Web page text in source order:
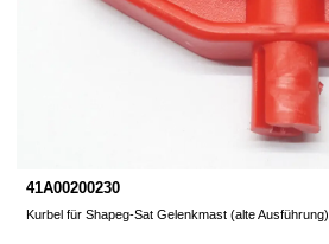
41A00200230
Kurbel für Shapeg-Sat Gelenkmast (alte Ausführung)